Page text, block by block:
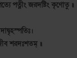
পত্নীং জরদষ্টিং কৃণোতু ॥
শরদঃশতম্ ॥